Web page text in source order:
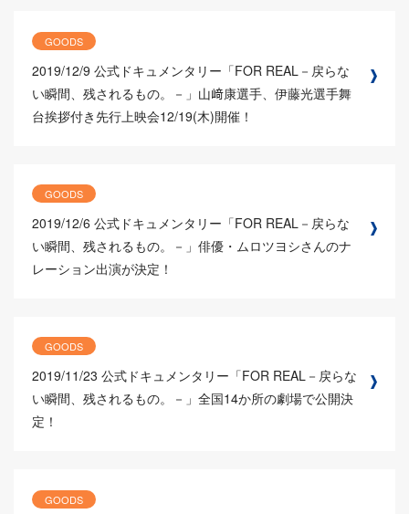
GOODS
2019/12/9 公式ドキュメンタリー「FOR REAL－戻らな
い瞬間、残されるもの。－」山﨑康選手、伊藤光選手舞
台挨拶付き先行上映会12/19(木)開催！
GOODS
2019/12/6 公式ドキュメンタリー「FOR REAL－戻らな
い瞬間、残されるもの。－」俳優・ムロツヨシさんのナ
レーション出演が決定！
GOODS
2019/11/23 公式ドキュメンタリー「FOR REAL－戻らな
い瞬間、残されるもの。－」全国14か所の劇場で公開決
定！
GOODS